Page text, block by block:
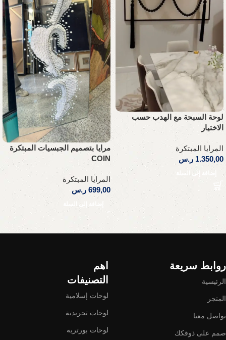
لوحة السبحة مع الهدب حسب
الاختيار
المرايا المبتكرة
1.350,00 ر.س
إضافة إلى السلة
مرايا بتصميم الجبسيات المبتكرة
COIN
المرايا المبتكرة
699,00 ر.س
إضافة إلى السلة
Read More
روابط سريعة
الرئيسية
المتجر
تواصل معنا
صمم على ذوقكك
اهم
التصنيفات
لوحات إسلامية
لوحات تجريدية
لوحات بورتريه